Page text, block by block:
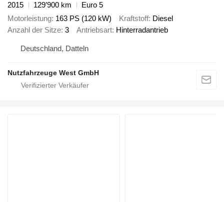
2015
129’900 km
Euro 5
Motorleistung 163 PS (120 kW) Kraftstoff Diesel
Anzahl der Sitze 3 Antriebsart Hinterradantrieb
Deutschland, Datteln
Nutzfahrzeuge West GmbH